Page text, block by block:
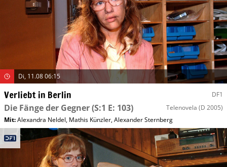
Di, 11.08 06:15
Verliebt in Berlin DF1
Die Fänge der Gegner(S:1 E: 103) Telenovela (D 2005)
Mit:Alexandra Neldel, Mathis Künzler,Alexander Sternberg